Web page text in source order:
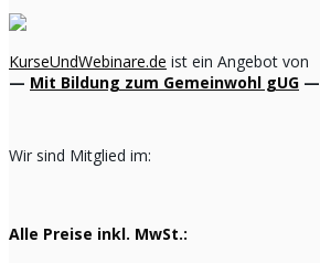
KurseUndWebinare.de ist ein Angebot von
— Mit Bildung zum Gemeinwohl gUG —
Wir sind Mitglied im:
Alle Preise inkl. MwSt.: